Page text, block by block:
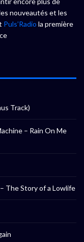
nouveautés et les
Puls’Radio la première
Track)
– Rain On Me
The Story of a Lowlife